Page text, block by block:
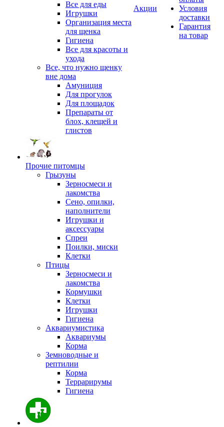
Все для еды
Игрушки
Организация места
для щенка
Гигиена
Все для красоты и
ухода
Все, что нужно щенку
вне дома
Амуниция
Для прогулок
Для площадок
Препараты от
блох, клещей и
глистов
Прочие питомцы
Грызуны
Зерносмеси и
лакомства
Сено, опилки,
наполнители
Игрушки и
аксессуары
Спреи
Поилки, миски
Клетки
Птицы
Зерносмеси и
лакомства
Кормушки
Клетки
Игрушки
Гигиена
Аквариумистика
Аквариумы
Корма
Земноводные и
рептилии
Корма
Террарирумы
Гигиена
Акции
Условия
доставки
Гарантия
на товар